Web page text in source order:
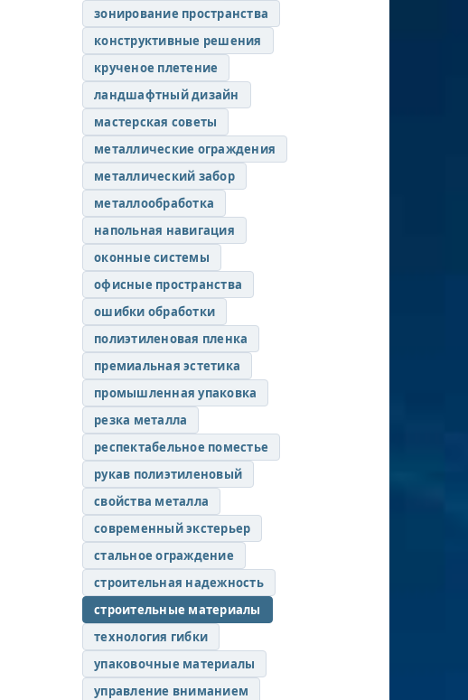
зонирование пространства
конструктивные решения
крученое плетение
ландшафтный дизайн
мастерская советы
металлические ограждения
металлический забор
металлообработка
напольная навигация
оконные системы
офисные пространства
ошибки обработки
полиэтиленовая пленка
премиальная эстетика
промышленная упаковка
резка металла
респектабельное поместье
рукав полиэтиленовый
свойства металла
современный экстерьер
стальное ограждение
строительная надежность
строительные материалы
технология гибки
упаковочные материалы
управление вниманием